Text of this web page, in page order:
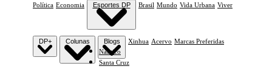
Política Economia Esportes DP
Náutico
Santa Cruz
Brasil Mundo Vida Urbana Viver
DP+ Colunas Blogs Xinhua Acervo Marcas Preferidas